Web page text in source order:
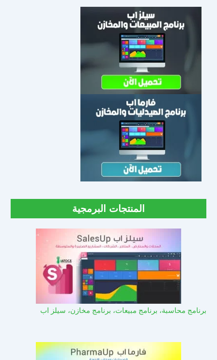
المنتجات البرمجية
برنامج محاسبة، برنامج مبيعات، برنامج مخازن، سيلز اب